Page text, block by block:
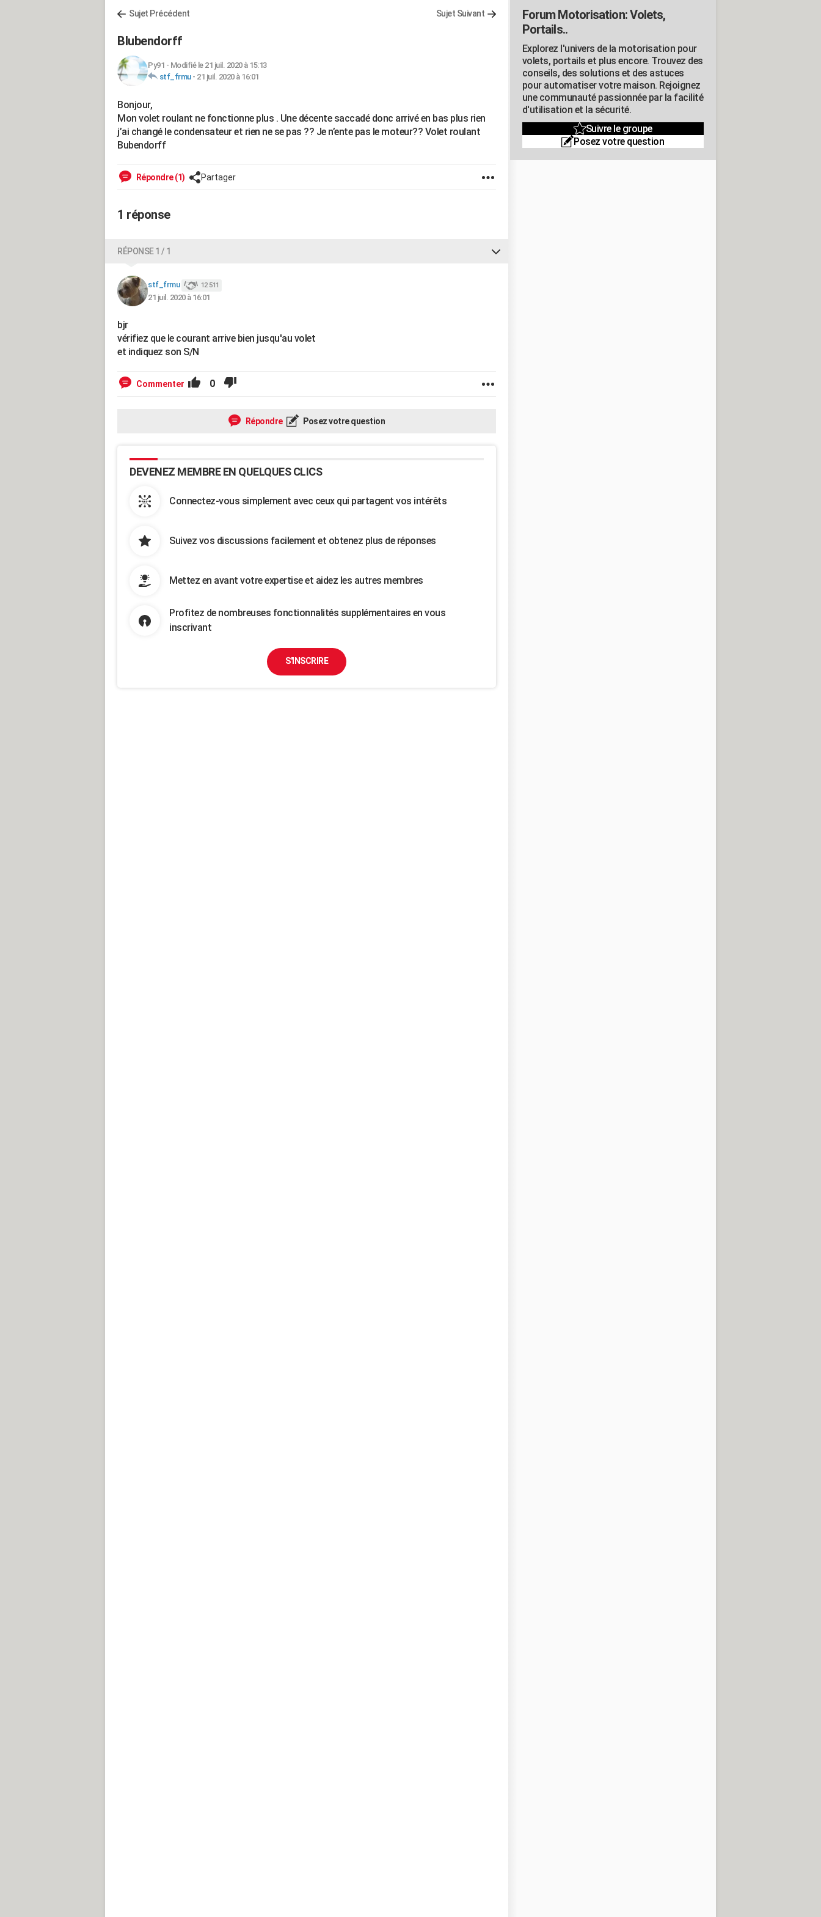
Sujet Précédent Sujet Suivant
Blubendorff
Py91 - Modifié le 21 juil. 2020 à 15:13
stf_frmu- 21 juil. 2020 à 16:01
Bonjour,
Mon volet roulant ne fonctionne plus . Une décente saccadé donc arrivé en bas plus rien
j’ai changé le condensateur et rien ne se pas ?? Je n’ente pas le moteur?? Volet roulant
Bubendorff
Répondre (1) Partager
1 réponse
RÉPONSE 1 / 1
stf_frmu 12 511
21 juil. 2020 à 16:01
bjr
vérifiez que le courant arrive bien jusqu'au volet
et indiquez son S/N
Commenter 0
Répondre Posez votre question
DEVENEZ MEMBRE EN QUELQUES CLICS
Connectez-vous simplement avec ceux qui partagent vos intérêts
Suivez vos discussions facilement et obtenez plus de réponses
Mettez en avant votre expertise et aidez les autres membres
Profitez de nombreuses fonctionnalités supplémentaires en vous
inscrivant
S'INSCRIRE
Forum Motorisation: Volets,
Portails..
Explorez l'univers de la motorisation pour
volets, portails et plus encore. Trouvez des
conseils, des solutions et des astuces
pour automatiser votre maison. Rejoignez
une communauté passionnée par la facilité
d'utilisation et la sécurité.
Suivre le groupe
Posez votre question